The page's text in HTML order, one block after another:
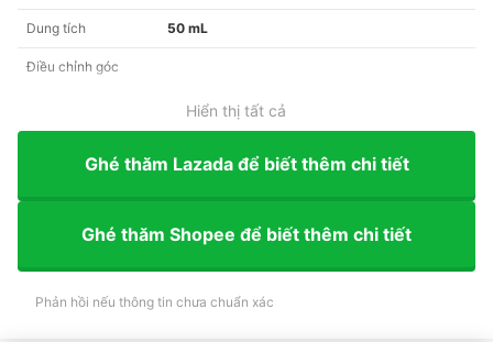
Dung tích 50 mL
Điều chỉnh góc
Hiển thị tất cả
Ghé thăm Lazada để biết thêm chi tiết
Ghé thăm Shopee để biết thêm chi tiết
Phản hồi nếu thông tin chưa chuẩn xác